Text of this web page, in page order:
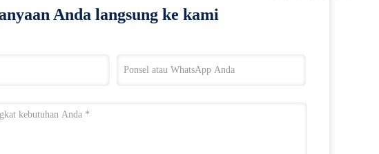
Anda langsung ke kami